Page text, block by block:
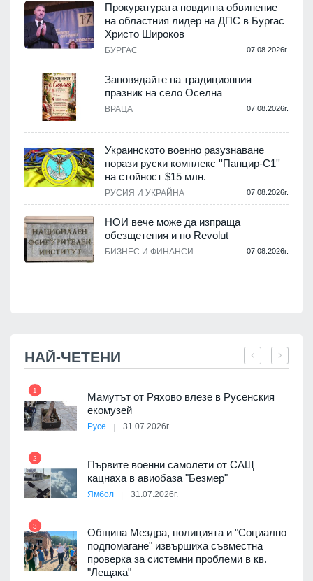
Прокуратурата повдигна обвинение
на областния лидер на ДПС в Бургас
Христо Широков
БУРГАС 07.08.2026г.
Заповядайте на традиционния
празник на село Оселна
ВРАЦА 07.08.2026г.
Украинското военно разузнаване
порази руски комплекс ''Панцир-С1''
на стойност $15 млн.
РУСИЯ И УКРАЙНА 07.08.2026г.
НОИ вече може да изпраща
обезщетения и по Revolut
БИЗНЕС И ФИНАНСИ 07.08.2026г.
НАЙ-ЧЕТЕНИ
1
Мамутът от Ряхово влезе в Русенския
екомузей
Русе 31.07.2026г.
2
Първите военни самолети от САЩ
кацнаха в авиобаза "Безмер"
Ямбол 31.07.2026г.
3
Община Мездра, полицията и "Социално
подпомагане" извършиха съвместна
проверка за системни проблеми в кв.
"Лещака"